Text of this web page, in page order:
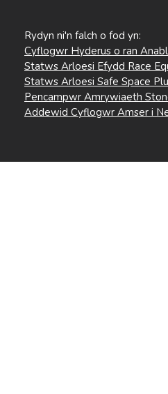
Rydyn ni'n falch o fod yn:
Cyflogwr Hyderus o ran
Statws Arloesi Efydd Race
Statws Arloesi Safe Space
Pencampwr Amrywiaeth
Addewid Cyflogwr Amser i